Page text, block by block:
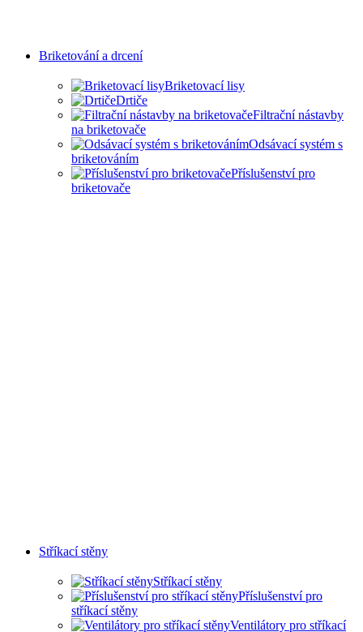
Briketování a drcení
Briketovací lisy
Drtiče
Filtrační nástavby
na briketovače
Odsávací systém s
briketováním
Příslušenství pro
briketovače
Stříkací stěny
Stříkací stěny
Příslušenství pro
stříkací stěny
Ventilátory pro stříkací